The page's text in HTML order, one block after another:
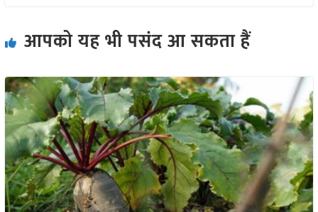
आपको यह भी पसंद आ सकता हैं